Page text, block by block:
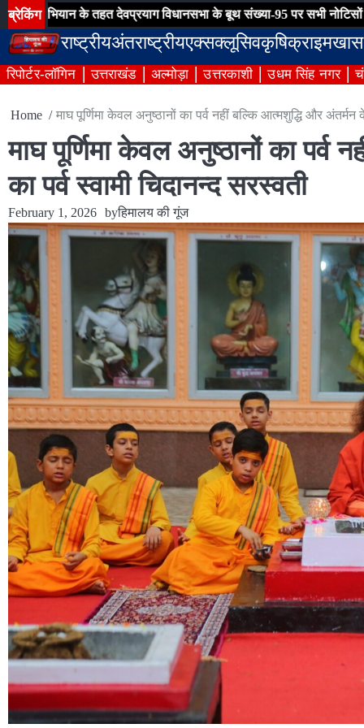
Skip
to
content
ब्रेकिंग
तहत देवप्रयाग विधानसभा के बूथ संख्या-95 पर सभी नोटिसों का हुआ निस्तारण
राष्ट्रीयअंतराष्ट्रीयएक्सक्लूसिवकृषिक्राइम
रिपोर्टर-लॉगिन उत्तराखंड अल्मोड़ा उत्तरकाशी उधम सिंह नगर
Home माघ पूर्णिमा केवल अनुष्ठानों का पर्व नहीं बल्कि आत्मशुद्धि और अंतर्मन
माघ पूर्णिमा केवल अनुष्ठानों का
का पर्व स्वामी चिदानन्द सरस्वती
February 1, 2026 byहिमालय की गूंज